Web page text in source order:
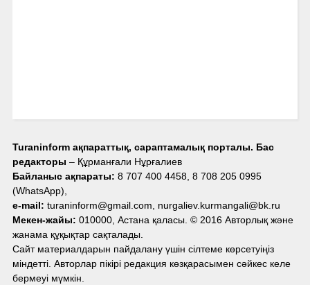
Turaninform ақпараттық, сараптамалық порталы. Бас
редакторы – Құрманғали Нұрғалиев
Байланыс ақпараты: 8 707 400 4458, 8 708 205 0995
(WhatsApp),
e-mail: turaninform@gmail.com, nurgaliev.kurmangali@bk.ru
Мекен-жайы: 010000, Астана қаласы. © 2016 Авторлық және
жанама құқықтар сақталады.
Сайт материалдарын пайдалану үшін сілтеме көрсетуіңіз
міндетті. Авторлар пікірі редакция көзқарасымен сәйкес келе
бермеуі мүмкін.